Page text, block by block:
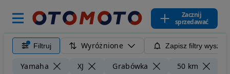
Zacznij
sprzedawać
Filtruj Wyróżnione Zapisz filtry
Yamaha XJ Grabówka 50 km